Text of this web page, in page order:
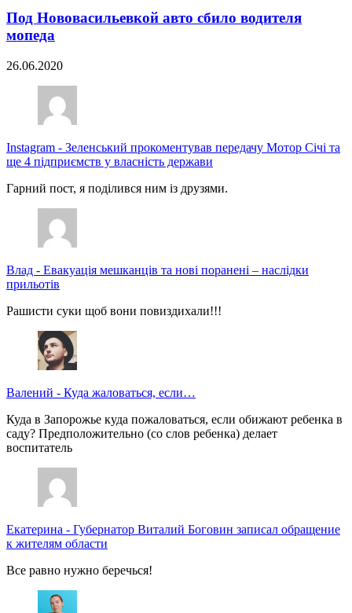
Под Нововасильевкой авто сбило водителя
мопеда
26.06.2020
Instagram - Зеленський прокоментував передачу Мотор Січі та
ще 4 підприємств у власність держави
Гарний пост, я поділився ним із друзями.
Влад - Евакуація мешканців та нові поранені – наслідки
прильотів
Рашисти суки щоб вони повиздихали!!!
Валений - Куда жаловаться, если…
Куда в Запорожье куда пожаловаться, если обижают ребенка в
саду? Предположительно (со слов ребенка) делает
воспитатель
Екатерина - Губернатор Виталий Боговин записал обращение
к жителям области
Все равно нужно беречься!